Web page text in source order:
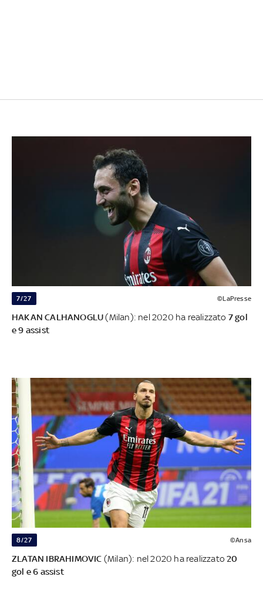
7/27 ©LaPresse
HAKAN CALHANOGLU(Milan): nel 2020 ha realizzato 7 gol
e 9 assist
8/27 ©Ansa
ZLATAN IBRAHIMOVIC (Milan): nel 2020 ha realizzato20
gol e 6 assist